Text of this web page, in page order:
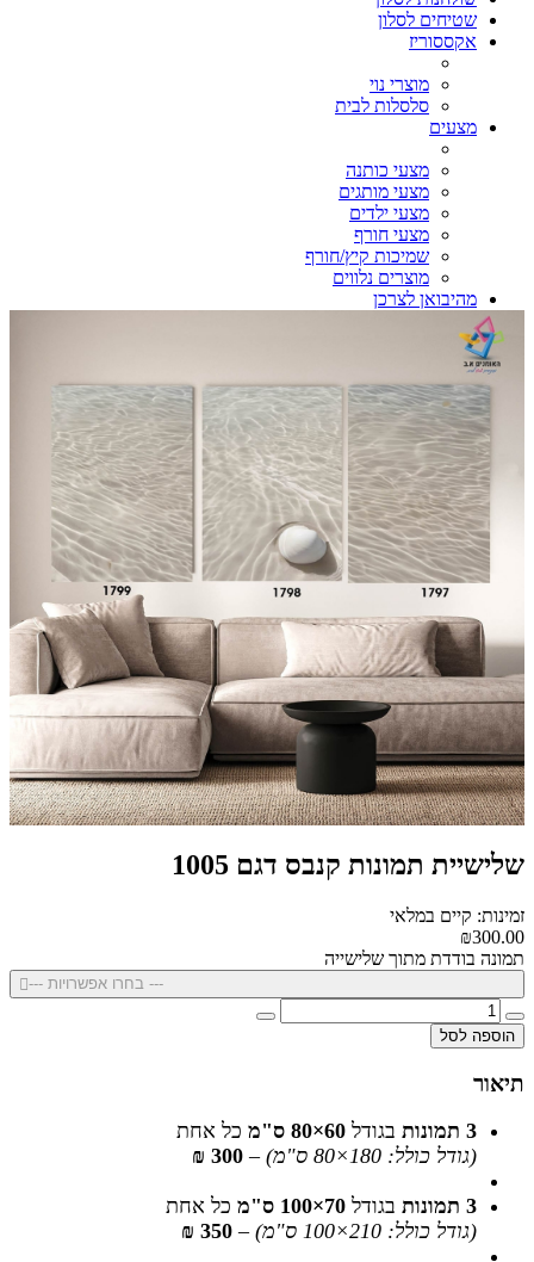
שטיחים לסלון
אקססוריז
מוצרי נוי
סלסלות לבית
מצעים
מצעי כותנה
מצעי מותגים
מצעי ילדים
מצעי חורף
שמיכות קיץ/חורף
מוצרים נלווים
מהיבואן לצרכן
שלישיית תמונות קנבס דגם 1005
זמינות: קיים במלאי
₪300.00
תמונה בודדת מתוך שלישייה
--- בחרו אפשרויות ---
הוספה לסל
תיאור
3 תמונות בגודל 60×80 ס"מ
כל אחת
(גודל כולל: 180×80 ס"מ)
–
300 ₪
3 תמונות בגודל 70×100 ס"מ
כל אחת
(גודל כולל: 210×100 ס"מ)
–
350 ₪